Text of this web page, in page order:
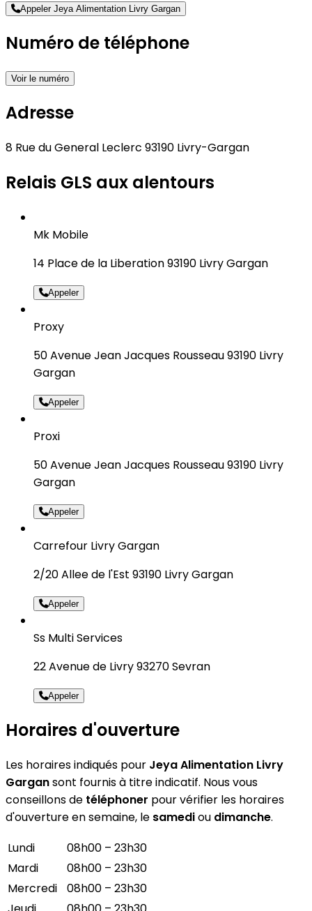
Appeler Jeya Alimentation Livry Gargan
Numéro de téléphone
Voir le numéro
Adresse
8 Rue du General Leclerc 93190 Livry-Gargan
Relais GLS aux alentours
Mk Mobile
14 Place de la Liberation 93190 Livry Gargan
Appeler
Proxy
50 Avenue Jean Jacques Rousseau 93190 Livry
Gargan
Appeler
Proxi
50 Avenue Jean Jacques Rousseau 93190 Livry
Gargan
Appeler
Carrefour Livry Gargan
2/20 Allee de l'Est 93190 Livry Gargan
Appeler
Ss Multi Services
22 Avenue de Livry 93270 Sevran
Appeler
Horaires d'ouverture
Les horaires indiqués pour Jeya Alimentation Livry
Gargansont fournis à titre indicatif. Nous vous
conseillons de téléphoner pour vérifier les horaires
d'ouverture en semaine, le samediou dimanche.
Lundi
08h00 – 23h30
Mardi
08h00 – 23h30
Mercredi
08h00 – 23h30